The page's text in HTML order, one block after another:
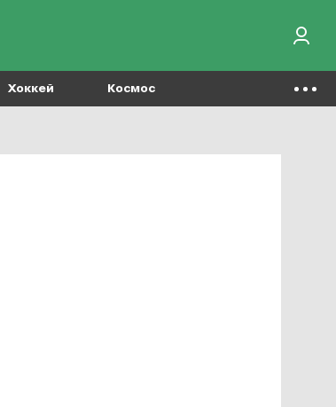
Хоккей Космос